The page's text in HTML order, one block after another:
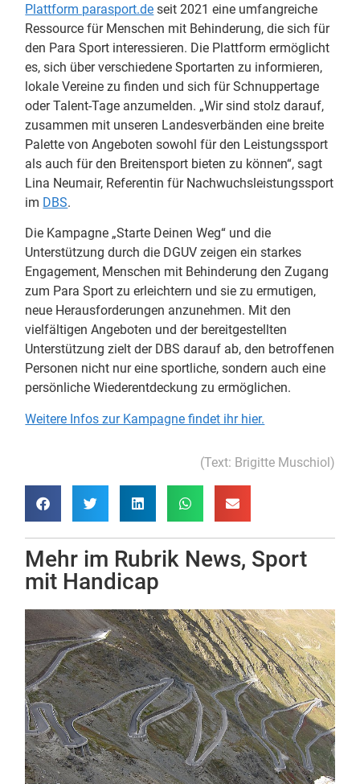
Plattform parasport.de seit 2021 eine umfangreiche
Ressource für Menschen mit Behinderung, die sich für
den Para Sport interessieren. Die Plattform ermöglicht
es, sich über verschiedene Sportarten zu informieren,
lokale Vereine zu finden und sich für Schnuppertage
oder Talent-Tage anzumelden. „Wir sind stolz darauf,
zusammen mit unseren Landesverbänden eine breite
Palette von Angeboten sowohl für den Leistungssport
als auch für den Breitensport bieten zu können“, sagt
Lina Neumair, Referentin für Nachwuchsleistungssport
im DBS.
Die Kampagne „Starte Deinen Weg“ und die
Unterstützung durch die DGUV zeigen ein starkes
Engagement, Menschen mit Behinderung den Zugang
zum Para Sport zu erleichtern und sie zu ermutigen,
neue Herausforderungen anzunehmen. Mit den
vielfältigen Angeboten und der bereitgestellten
Unterstützung zielt der DBS darauf ab, den betroffenen
Personen nicht nur eine sportliche, sondern auch eine
persönliche Wiederentdeckung zu ermöglichen.
Weitere Infos zur Kampagne findet ihr hier.
(Text: Brigitte Muschiol)
Mehr im Rubrik News, Sport
mit Handicap